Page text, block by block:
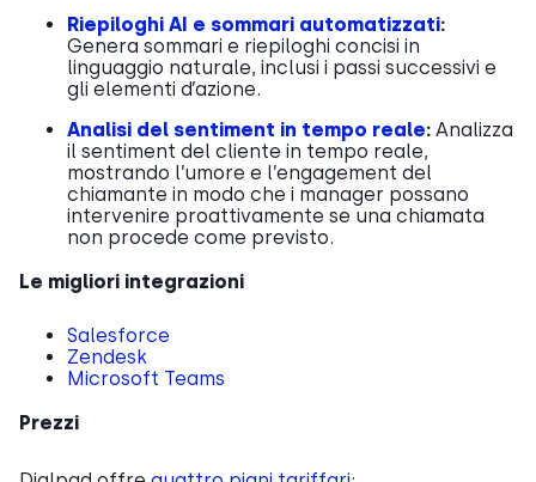
Riepiloghi AI e sommari automatizzati:
Genera sommari e riepiloghi concisi in
linguaggio naturale, inclusi i passi successivi e
gli elementi d’azione.
Analisi del sentiment in tempo reale: Analizza
il sentiment del cliente in tempo reale,
mostrando l’umore e l’engagement del
chiamante in modo che i manager possano
intervenire proattivamente se una chiamata
non procede come previsto.
Le migliori integrazioni
Salesforce
Zendesk
Microsoft Teams
Prezzi